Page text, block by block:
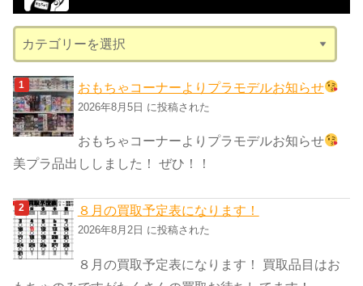
ブ
テ
ゴ
リ
ー
おもちゃコーナーよりプラモデルお知らせ
2026年8月5日 に投稿された
おもちゃコーナーよりプラモデルお知らせ
美プラ品出ししました！ ぜひ！！
８月の買取予定表になります！
2026年8月2日 に投稿された
８月の買取予定表になります！ 買取品目はお